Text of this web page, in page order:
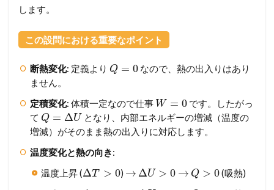
します。
この設問における重要なポイント
断熱変化: 定義より Q = 0なので、熱の出入りはあり
ません。
定積変化: 体積一定なので仕事 W = 0です。したがっ
て Q = ΔU となり、内部エネルギーの増減（温度の
増減）がそのまま熱の出入りに対応します。
温度変化と熱の向き:
温度上昇 (ΔT > 0) → ΔU > 0 → Q > 0(吸熱)